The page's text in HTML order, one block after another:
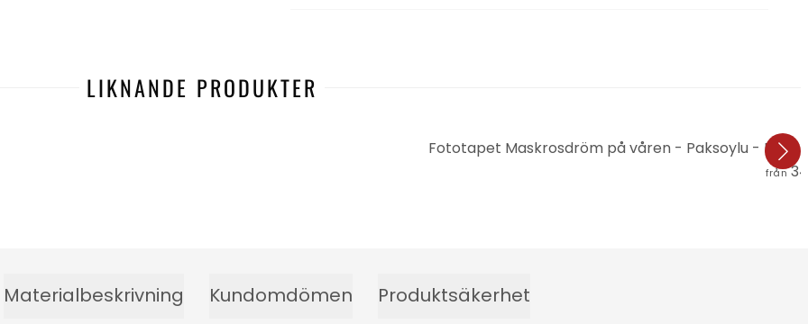
LIKNANDE PRODUKTER
Fototapet Maskrosdröm på våren - Paksoylu -
från
Materialbeskrivning Kundomdömen Produktsäkerhet